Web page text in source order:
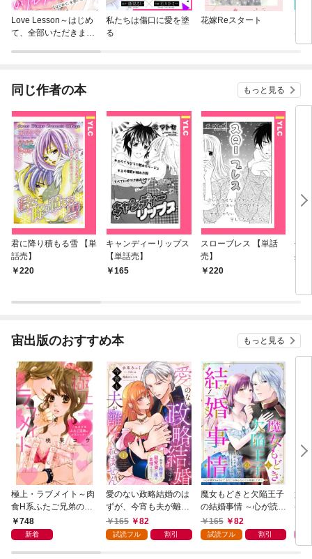
Love Lesson～はじめ
て、全部いただきます
私たちは傷口に愛を塗
る
花嫁Reスタート
は
同じ作者の本 もっと見る
君に降り積もる雪 【単
話売】
220
キャンディーリップス
【単話売】
165
スローブレス 【単話
売】
220
催
残業
宙出版のおすすめ本 もっと見る
極上・ラブメイト～肉
食H系ふたご兄弟のお
気にいり～
748
新着
愛のない政略結婚のは
ずが、今宵も夫が離し
てくれません～無骨な
将軍は最愛妻に滾る恋
165 82
試読フル 割引
魔女もどきと欠陥王子
の結婚事情 ～心が読め
ちゃうので、あなたの
本心なんてお見通しで
165 82
試読フル 割引
婚
や
た